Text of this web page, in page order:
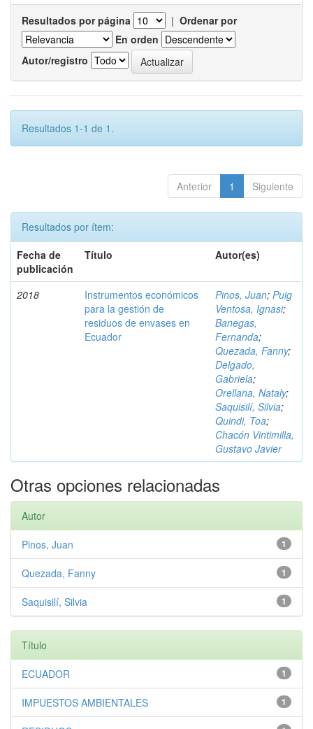
Resultados por página | Ordenar por
En orden
Autor/registro
Resultados 1-1 de 1.
Anterior 1 Siguiente
Resultados por ítem:
Fecha de
publicación
Título Autor(es)
2018
Instrumentos económicos
para la gestión de
residuos de envases en
Ecuador
Pinos, Juan; Puig
Ventosa, Ignasi;
Banegas,
Fernanda;
Quezada, Fanny;
Delgado,
Gabriela;
Orellana, Nataly;
Saquisilí, Silvia;
Quindi, Toa;
Chacón Vintimilla,
Gustavo Javier
Otras opciones relacionadas
Autor
1
Pinos, Juan
1
Quezada, Fanny
1
Saquisilí, Silvia
Título
1
ECUADOR
1
IMPUESTOS AMBIENTALES